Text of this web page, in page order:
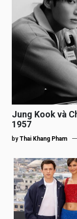
Jung Kook và
1957
by Thai Khang Pham